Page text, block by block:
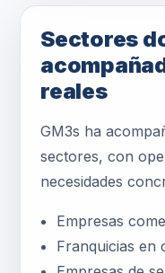
Sectores
reales
GM3s ha
sectores, con
necesidades
Empresas
Franquicias en